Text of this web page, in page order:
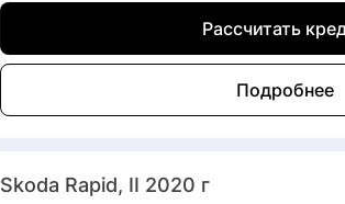
Рассчитать
Подробнее
Skoda Rapid, II 2020 г